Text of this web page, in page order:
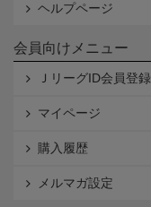
ヘルプページ
会員向けメニュー
ＪリーグID会員登録
マイページ
購入履歴
メルマガ設定